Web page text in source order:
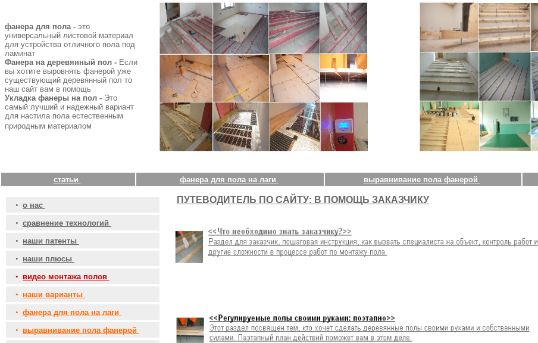
фанера для пола - это
универсальный листовой материал
для устройства отличного пола под
ламинат
Фанера на деревянный пол - Если
вы хотите выровнять фанерой уже
существующий деревянный пол то
наш сайт вам в помощь
Укладка фанеры на пол - Это
самый лучший и надежный вариант
для настила пола естественным
природным материалом
статьи фанера для пола на лаги выравнивание пола фанерой
• о нас
• сравнение технологий
• наши патенты
• наши плюсы
• видео монтажа полов
• наши варианты
• фанера для пола на лаги
• выравнивание пола фанерой
ПУТЕВОДИТЕЛЬ ПО САЙТУ: В ПОМОЩЬ ЗАКАЗЧИКУ